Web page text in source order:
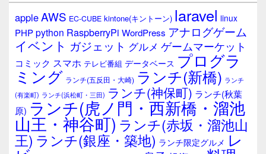
ウ
ィ
ジ
ェ
ア
appleAWS EC-CUBE kintone(キントーン) laravel linux
PHPpython RaspberryPi WordPress アナログゲーム
イベント ガジェット グルメ ゲームマーケット
コミック スマホ テレビ番組 データベース プログラ
ミング ランチ(五反田・大崎) ランチ(新橋) ランチ
(有楽町) ランチ(浜松町・三田) ランチ(神保町) ランチ(秋葉
原) ランチ(虎ノ門・西新橋・溜池
山王・神谷町) ランチ(赤坂・溜池山
王) ランチ(銀座・築地) ランチ限定グルメ レ